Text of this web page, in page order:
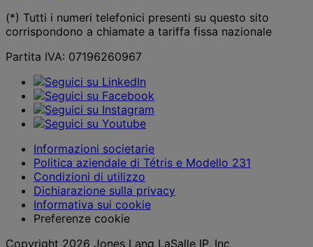
(*) Tutti i numeri telefonici presenti su questo sito
corrispondono a chiamate a tariffa fissa nazionale
Partita IVA: 07196260967
Informazioni societarie
Politica aziendale di Tétris e Modello 231
Condizioni di utilizzo
Dichiarazione sulla privacy
Informativa sui cookie
Preferenze cookie
Copyright 2026 Jones Lang LaSalle IP, Inc